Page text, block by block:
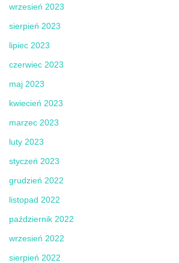
wrzesień 2023
sierpień 2023
lipiec 2023
czerwiec 2023
maj 2023
kwiecień 2023
marzec 2023
luty 2023
styczeń 2023
grudzień 2022
listopad 2022
październik 2022
wrzesień 2022
sierpień 2022